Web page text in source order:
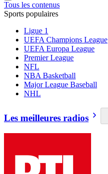
Tous les contenus
Sports populaires
Ligue 1
UEFA Champions League
UEFA Europa League
Premier League
NFL
NBA Basketball
Major League Baseball
NHL
Les meilleures radios